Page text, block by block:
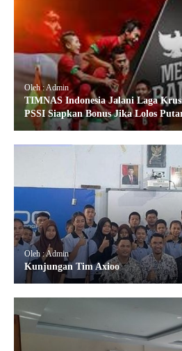
Oleh : Admin
TIMNAS Indonesia Jalani Laga
PSSI Siapkan Bonus Jika Lolos
Oleh : Admin
Kunjungan Tim Axioo